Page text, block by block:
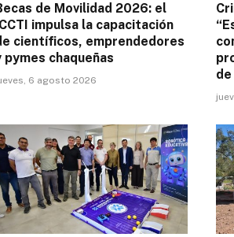
de Movilidad 2026: el
ICCTI impulsa la capacitación
científicos, emprendedores
pymes chaqueñas
6 agosto 2026